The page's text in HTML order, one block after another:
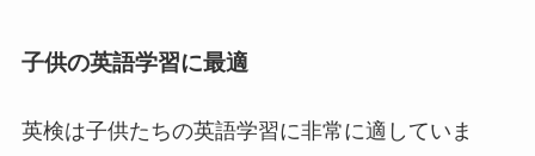
子供の英語学習に最適
英検は子供たちの英語学習に非常に適していま